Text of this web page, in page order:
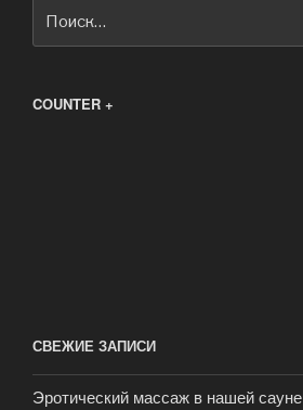
COUNTER +
СВЕЖИЕ ЗАПИСИ
Эротический массаж в нашей сауне